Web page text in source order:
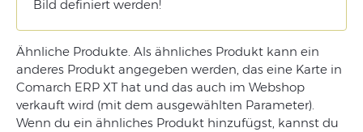
Bild definiert werden!
Ähnliche Produkte. Als ähnliches Produkt kann ein
anderes Produkt angegeben werden, das eine Karte in
Comarch ERP XT hat und das auch im Webshop
verkauft wird (mit dem ausgewählten Parameter).
Wenn du ein ähnliches Produkt hinzufügst, kannst du